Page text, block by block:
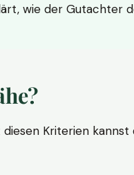
wie der Gutachter
Kriterien